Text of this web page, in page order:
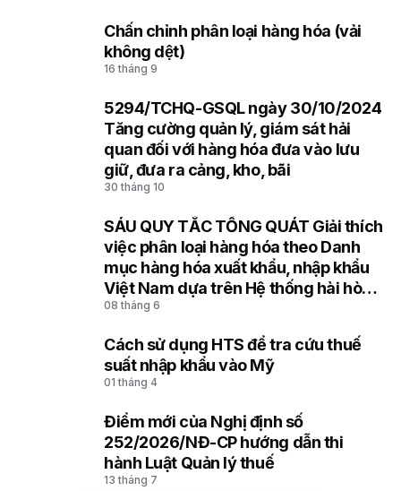
Chấn chỉnh phân loại hàng hóa (vải
không dệt)
16 tháng 9
5294/TCHQ-GSQL ngày 30/10/2024
Tăng cường quản lý, giám sát hải
quan đối với hàng hóa đưa vào lưu
giữ, đưa ra cảng, kho, bãi
30 tháng 10
SÁU QUY TẮC TỔNG QUÁT Giải thích
việc phân loại hàng hóa theo Danh
mục hàng hóa xuất khẩu, nhập khẩu
Việt Nam dựa trên Hệ thống hài hòa
mô tả và mã hóa hàng hóa (HS) của
08 tháng 6
Cách sử dụng HTS để tra cứu thuế
suất nhập khẩu vào Mỹ
01 tháng 4
Điểm mới của Nghị định số
252/2026/NĐ-CP hướng dẫn thi
hành Luật Quản lý thuế
13 tháng 7